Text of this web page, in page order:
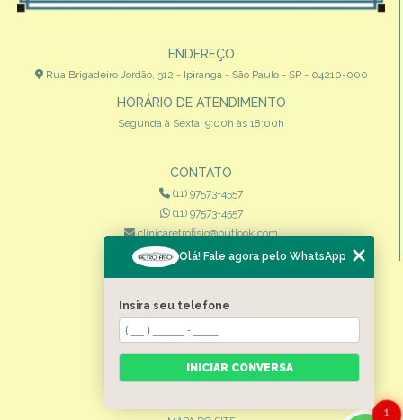
ENDEREÇO
Rua Brigadeiro Jordão, 312 - Ipiranga - São Paulo - SP - 04210-000
HORÁRIO DE ATENDIMENTO
Segunda à Sexta: 9:00h às 18:00h
CONTATO
(11) 97573-4557
(11) 97573-4557
clinicaretrofisio@outlook.com
MENU
HOME
QUEM SOMOS
ESPECIALIDADES
CONTATO
1
Olá! Fale agora pelo WhatsApp
Insira seu telefone
INICIAR CONVERSA